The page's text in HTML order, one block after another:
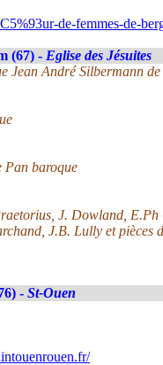
de-femmes-de-
(67) - Eglise des Jésuites
Jean André Silbermann
Pan baroque
J. Dowland, E.Ph
J.B. Lully et pièces
- St-Ouen